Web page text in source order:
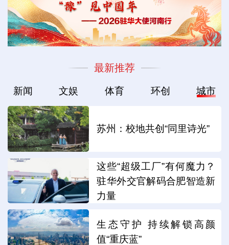
最新推荐
新闻 文娱 体育 环创 城市
苏州：校地共创“同里诗光”
这些“超级工厂”有何魔力？
驻华外交官解码合肥智造新
力量
生态守护 持续解锁高颜
值“重庆蓝”